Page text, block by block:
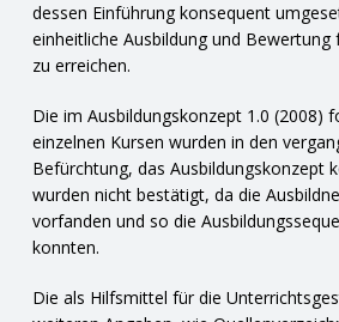
dessen Einführung konsequent
einheitliche Ausbildung und
zu erreichen.
Die im Ausbildungskonzept 1.0 (2008)
einzelnen Kursen wurden in den
Befürchtung, das Ausbildungskonzept
wurden nicht bestätigt, da die
vorfanden und so die
konnten.
Die als Hilfsmittel für die